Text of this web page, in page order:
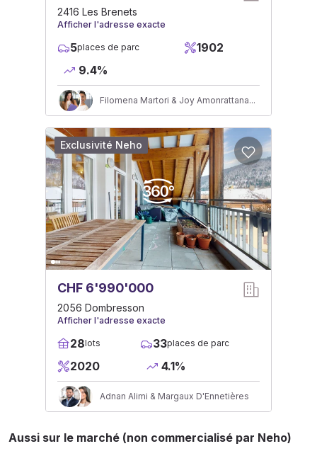
2416 Les Brenets
Afficher l'adresse exacte
5places de parc
1902
9.4%
Filomena Martori & Joy Amonrattanasopak
CHF 6'990'000
2056 Dombresson
Afficher l'adresse exacte
28lots 33places de parc
2020 4.1%
Adnan Alimi & Margaux D'Ennetières
Exclusivité Neho
Aussi sur le marché (non commercialisé par Neho)